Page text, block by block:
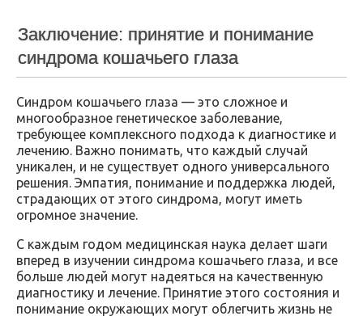
Заключение: принятие и понимание
синдрома кошачьего глаза
Синдром кошачьего глаза — это сложное и
многообразное генетическое заболевание,
требующее комплексного подхода к диагностике и
лечению. Важно понимать, что каждый случай
уникален, и не существует одного универсального
решения. Эмпатия, понимание и поддержка людей,
страдающих от этого синдрома, могут иметь
огромное значение.
С каждым годом медицинская наука делает шаги
вперед в изучении синдрома кошачьего глаза, и все
больше людей могут надеяться на качественную
диагностику и лечение. Принятие этого состояния и
понимание окружающих могут облегчить жизнь не